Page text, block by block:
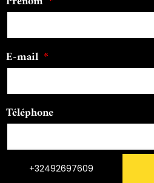
+32492697609
E-mail
Téléphone
Code postal